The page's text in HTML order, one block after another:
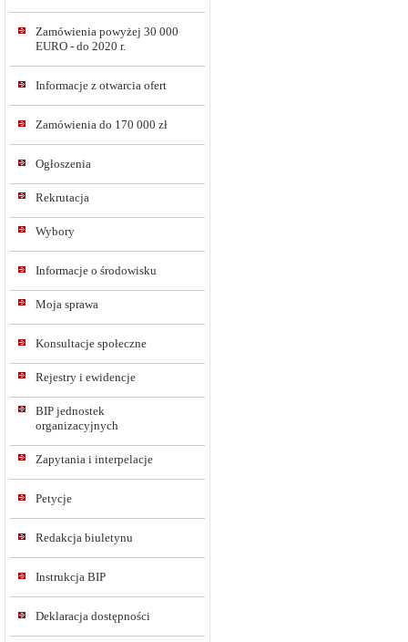
Zamówienia powyżej 30 000
EURO - do 2020 r.
Informacje z otwarcia ofert
Zamówienia do 170 000 zł
Ogłoszenia
Rekrutacja
Wybory
Informacje o środowisku
Moja sprawa
Konsultacje społeczne
Rejestry i ewidencje
BIP jednostek
organizacyjnych
Zapytania i interpelacje
Petycje
Redakcja biuletynu
Instrukcja BIP
Deklaracja dostępności